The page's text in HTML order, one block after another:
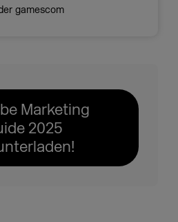
gamescom
Marketing
2025